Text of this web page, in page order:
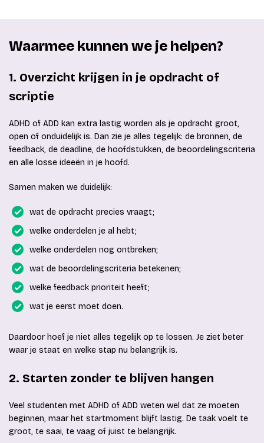
Waarmee kunnen we je helpen?
1. Overzicht krijgen in je opdracht of
scriptie
ADHD of ADD kan extra lastig worden als je opdracht groot,
open of onduidelijk is. Dan zie je alles tegelijk: de bronnen, de
feedback, de deadline, de hoofdstukken, de beoordelingscriteria
en alle losse ideeën in je hoofd.
Samen maken we duidelijk:
wat de opdracht precies vraagt;
welke onderdelen je al hebt;
welke onderdelen nog ontbreken;
wat de beoordelingscriteria betekenen;
welke feedback prioriteit heeft;
wat je eerst moet doen.
Daardoor hoef je niet alles tegelijk op te lossen. Je ziet beter
waar je staat en welke stap nu belangrijk is.
2. Starten zonder te blijven hangen
Veel studenten met ADHD of ADD weten wel dat ze moeten
beginnen, maar het startmoment blijft lastig. De taak voelt te
groot, te saai, te vaag of juist te belangrijk.